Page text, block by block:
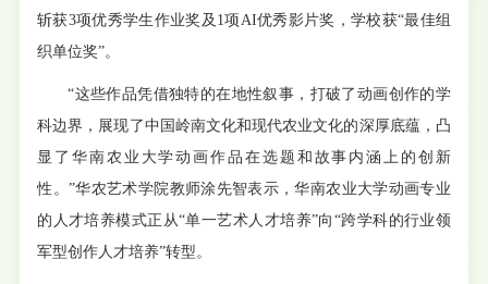
斩获3项优秀学生作业奖及1项AI优秀影片奖，学校获“最佳组
织单位奖”。
“这些作品凭借独特的在地性叙事，打破了动画创作的学
科边界，展现了中国岭南文化和现代农业文化的深厚底蕴，凸
显了华南农业大学动画作品在选题和故事内涵上的创新
性。”华农艺术学院教师涂先智表示，华南农业大学动画专业
的人才培养模式正从“单一艺术人才培养”向“跨学科的行业领
军型创作人才培养”转型。